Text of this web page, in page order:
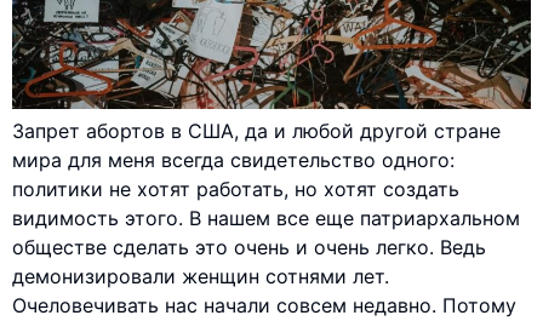
Запрет абортов в США, да и любой другой стране
мира для меня всегда свидетельство одного:
политики не хотят работать, но хотят создать
видимость этого. В нашем все еще патриархальном
обществе сделать это очень и очень легко. Ведь
демонизировали женщин сотнями лет.
Очеловечивать нас начали совсем недавно. Потому